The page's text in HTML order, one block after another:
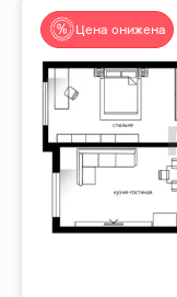
Цена снижена